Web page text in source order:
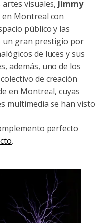
visuales, Jimmy
Montreal con
público y las
un gran prestigio por
de luces y sus
además, uno de los
de creación
en Montreal, cuyas
multimedia se han visto
perfecto
.